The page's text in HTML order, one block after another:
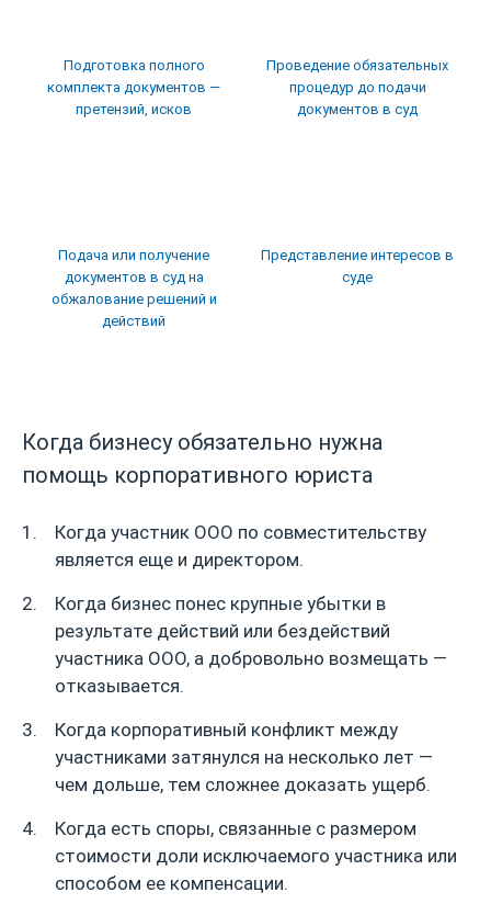
Подготовка полного
комплекта документов —
претензий, исков
Проведение обязательных
процедур до подачи
документов в суд
Подача или получение
документов в суд на
обжалование решений и
действий
Представление интересов в
суде
Когда бизнесу обязательно нужна
помощь корпоративного юриста
Когда участник ООО по совместительству
является еще и директором.
Когда бизнес понес крупные убытки в
результате действий или бездействий
участника ООО, а добровольно возмещать —
отказывается.
Когда корпоративный конфликт между
участниками затянулся на несколько лет —
чем дольше, тем сложнее доказать ущерб.
Когда есть споры, связанные с размером
стоимости доли исключаемого участника или
способом ее компенсации.